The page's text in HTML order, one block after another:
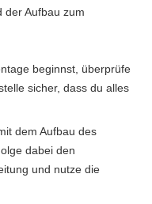
der Aufbau zum
beginnst, überprüfe
sicher, dass du alles
dem Aufbau des
dabei den
und nutze die